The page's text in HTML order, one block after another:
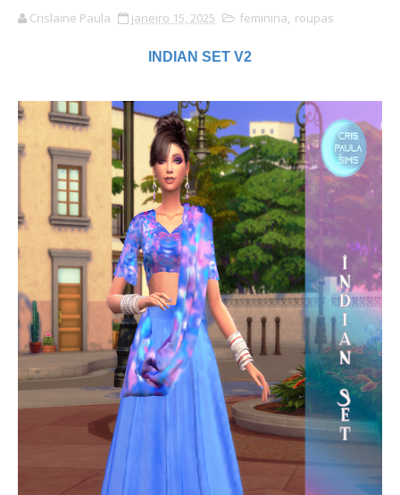
Crislaine Paula janeiro 15, 2025 feminina, roupas
INDIAN SET V2